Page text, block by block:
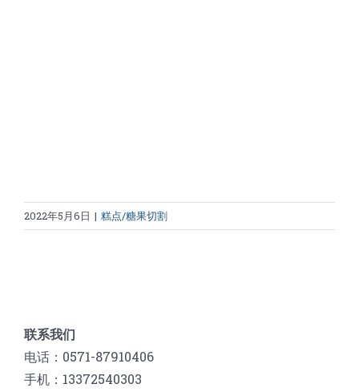
2022年5月6日 | 糕点/糖果切割
联系我们
电话：0571-87910406
手机：13372540303